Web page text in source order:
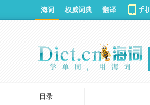
海词 权威词典 翻译
目录